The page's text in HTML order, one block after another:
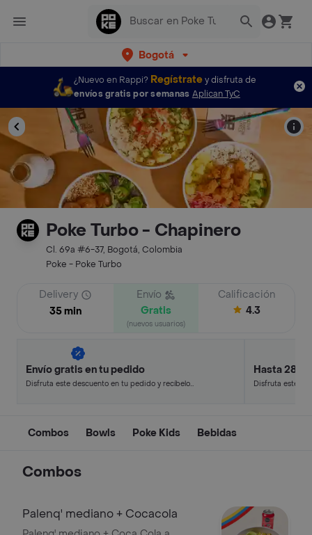
Bogotá
¿Nuevo en Rappi? Regístratey disfruta de
envíos gratis por semanas Aplican TyC
Poke Turbo - Chapinero
Cl. 69a #6-37, Bogotá, Colombia
Poke - Poke Turbo
Delivery
35 min
Envío
Gratis
(nuevos usuarios)
Calificación
4.3
Envío gratis en tu pedido
Disfruta este descuento en tu pedido y recíbelo
Hasta 28%
Disfruta este
Combos Bowls Poke Kids Bebidas
Combos
Palenq' mediano + Cocacola